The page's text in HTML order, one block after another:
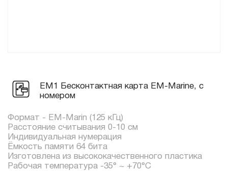
EM1 Бесконтактная карта EM-Marine, с
номером
Формат - EM-Marin (125 кГц)
Расстояние считывания 0-10 см
Индивидуальная нумерация
Ёмкость памяти 64 бита
Изготовлена из высококачественного пластика
Рабочая температура -35° ~ +70°С